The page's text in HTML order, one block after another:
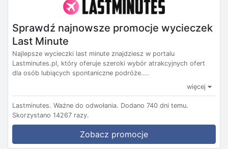
Sprawdź najnowsze promocje wycieczek
Last Minute
Najlepsze wycieczki last minute znajdziesz w portalu
Lastminutes.pl, który oferuje szeroki wybór atrakcyjnych ofert
dla osób lubiących spontaniczne podróże....
więcej
Lastminutes. Ważne do odwołania. Dodano 740 dni temu.
Skorzystano 14267 razy.
Zobacz promocje